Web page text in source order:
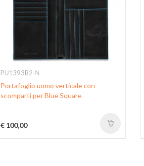
PU1393B2-N
Portafoglio uomo verticale con
scomparti per Blue Square
€ 100,00